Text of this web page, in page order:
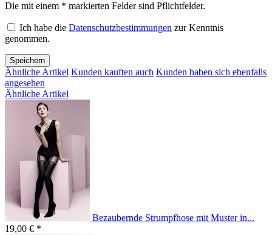
Die mit einem * markierten Felder sind Pflichtfelder.
Ich habe die Datenschutzbestimmungen zur Kenntnis
genommen.
Speichern
Ähnliche Artikel Kunden kauften auch Kunden haben sich ebenfalls
angesehen
Ähnliche Artikel
Bezaubernde Strumpfhose mit Muster in...
19,00 € *